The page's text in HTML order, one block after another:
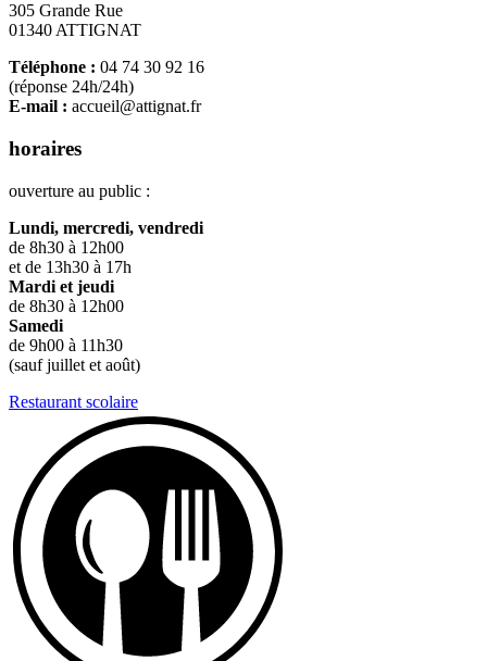
305 Grande Rue
01340 ATTIGNAT
Téléphone : 04 74 30 92 16
(réponse 24h/24h)
E-mail : accueil@attignat.fr
horaires
ouverture au public :
Lundi, mercredi, vendredi
de 8h30 à 12h00
et de 13h30 à 17h
Mardi et jeudi
de 8h30 à 12h00
Samedi
de 9h00 à 11h30
(sauf juillet et août)
Restaurant scolaire